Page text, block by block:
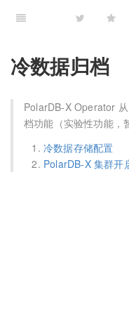
冷数据归档
PolarDB-X Operator
档功能（实验性功能，
冷数据存储配置
PolarDB-X 集群开